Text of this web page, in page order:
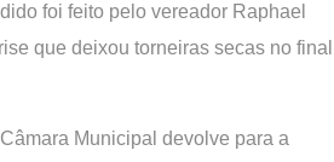
foi feito pelo vereador Raphael
que deixou torneiras secas no final
Municipal devolve para a